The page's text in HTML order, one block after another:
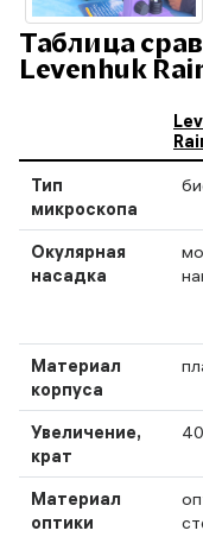
Таблица
Levenhuk
Тип
микроскопа
Окулярная
насадка
Материал
корпуса
Увеличение,
крат
Материал
оптики